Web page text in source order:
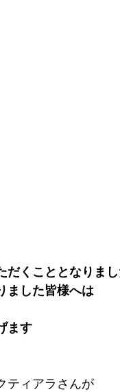
だくこととなりま
ました皆様へは
ます
ティアラさんが